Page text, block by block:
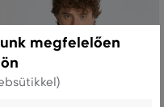
megfelelően